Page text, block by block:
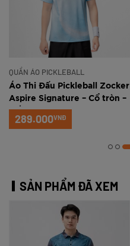
QUẦN ÁO PICKLEBALL
Áo Thi Đấu Pickleball Zocker
Aspire Signature – Cổ tròn –
Trắng xanh
289.000VNĐ
SẢN PHẨM ĐÃ XEM